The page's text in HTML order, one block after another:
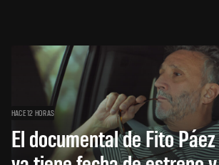
HACE 12 HORAS
El documental de Fito